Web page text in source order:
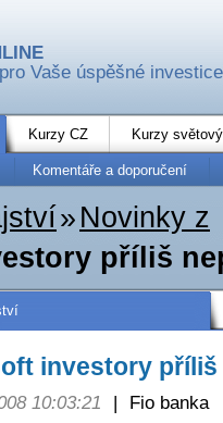
Vaše úspěšné investice
Kurzy CZ Kurzy
Komentáře a doporučení
» Novinky z
příliš
investory
10:03:21 |
Fio banka